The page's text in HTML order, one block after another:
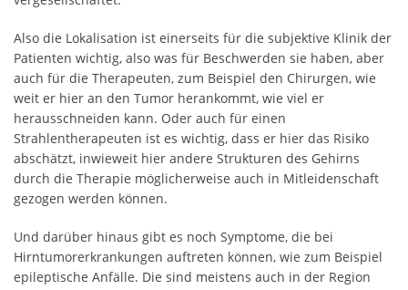
Also die Lokalisation ist einerseits für die subjektive Klinik der
Patienten wichtig, also was für Beschwerden sie haben, aber
auch für die Therapeuten, zum Beispiel den Chirurgen, wie
weit er hier an den Tumor herankommt, wie viel er
herausschneiden kann. Oder auch für einen
Strahlentherapeuten ist es wichtig, dass er hier das Risiko
abschätzt, inwieweit hier andere Strukturen des Gehirns
durch die Therapie möglicherweise auch in Mitleidenschaft
gezogen werden können.
Und darüber hinaus gibt es noch Symptome, die bei
Hirntumorerkrankungen auftreten können, wie zum Beispiel
epileptische Anfälle. Die sind meistens auch in der Region